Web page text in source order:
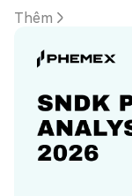
Thêm